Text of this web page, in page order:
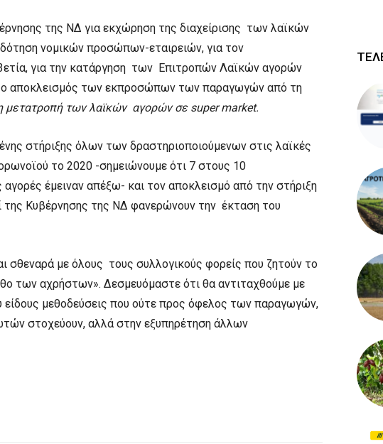
της ΝΔ για εκχώρηση της διαχείρισης των λαϊκών
νομικών προσώπων-εταιρειών, για τον
για την κατάργηση των Επιτροπών Λαϊκών αγορών
ο αποκλεισμός των εκπροσώπων των παραγωγών από τη
μετατροπή των λαϊκών αγορών σε super market.
στήριξης όλων των δραστηριοποιούμενων στις λαϊκές
το 2020 -σημειώνουμε ότι 7 στους 10
έμειναν απέξω- και τον αποκλεισμό από την στήριξη
της Κυβέρνησης της ΝΔ φανερώνουν την έκταση του
σθεναρά με όλους τους συλλογικούς φορείς που ζητούν το
των αχρήστων». Δεσμευόμαστε ότι θα αντιταχθούμε με
είδους μεθοδεύσεις που ούτε προς όφελος των παραγωγών,
στοχεύουν, αλλά στην εξυπηρέτηση άλλων